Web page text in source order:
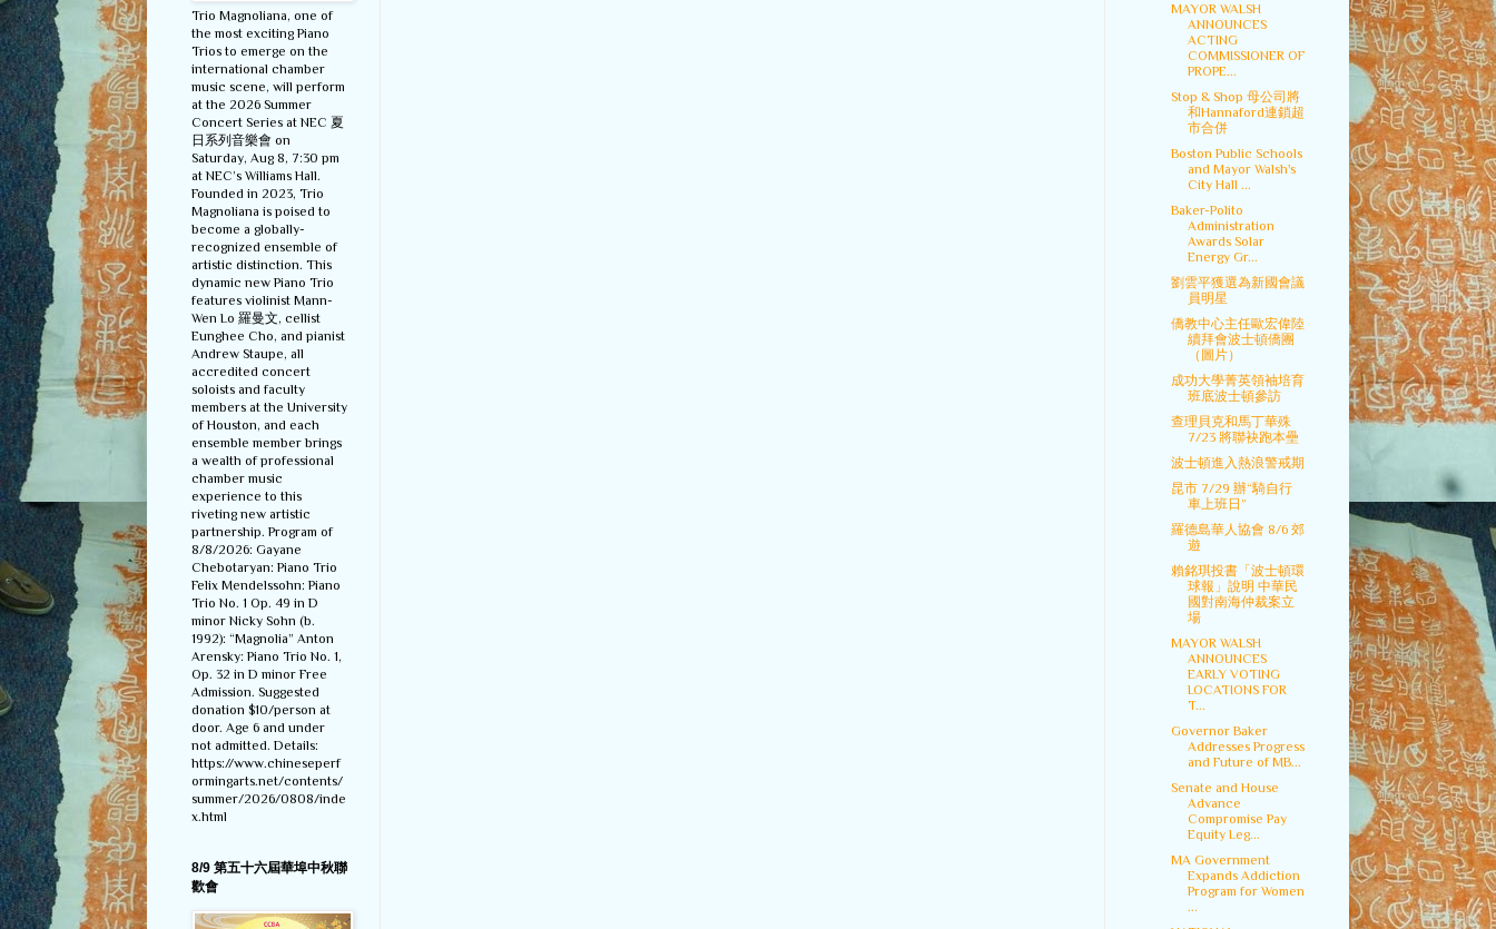
Trio Magnoliana, one of
the most exciting Piano
Trios to emerge on the
international chamber
music scene, will perform
at the 2026 Summer
Concert Series at NEC 夏
日系列音樂會 on
Saturday, Aug 8, 7:30 pm
at NEC’s Williams Hall.
Founded in 2023, Trio
Magnoliana is poised to
become a globally-
recognized ensemble of
artistic distinction. This
dynamic new Piano Trio
features violinist Mann-
Wen Lo 羅曼文, cellist
Eunghee Cho, and pianist
Andrew Staupe, all
accredited concert
soloists and faculty
members at the University
of Houston, and each
ensemble member brings
a wealth of professional
chamber music
experience to this
riveting new artistic
partnership. Program of
8/8/2026: Gayane
Chebotaryan: Piano Trio
Felix Mendelssohn: Piano
Trio No. 1 Op. 49 in D
minor Nicky Sohn (b.
1992): “Magnolia” Anton
Arensky: Piano Trio No. 1,
Op. 32 in D minor Free
Admission. Suggested
donation $10/person at
door. Age 6 and under
not admitted. Details:
https://www.chineseperf
ormingarts.net/contents/
summer/2026/0808/inde
x.html
8/9 第五十六屆華埠中秋聯
歡會
MAYOR WALSH
ANNOUNCES
ACTING
COMMISSIONER OF
PROPE...
Stop & Shop 母公司將
和Hannaford連鎖超
市合併
Boston Public Schools
and Mayor Walsh's
City Hall ...
Baker-Polito
Administration
Awards Solar
Energy Gr...
劉雲平獲選為新國會議
員明星
僑教中心主任歐宏偉陸
續拜會波士頓僑團
（圖片）
成功大學菁英領袖培育
班底波士頓參訪
查理貝克和馬丁華殊
7/23 將聯袂跑本壘
波士頓進入熱浪警戒期
昆市 7/29 辦“騎自行
車上班日”
羅德島華人協會 8/6 郊
遊
賴銘琪投書「波士頓環
球報」說明 中華民
國對南海仲裁案立
場
MAYOR WALSH
ANNOUNCES
EARLY VOTING
LOCATIONS FOR
T...
Governor Baker
Addresses Progress
and Future of MB...
Senate and House
Advance
Compromise Pay
Equity Leg...
MA Government
Expands Addiction
Program for Women
...